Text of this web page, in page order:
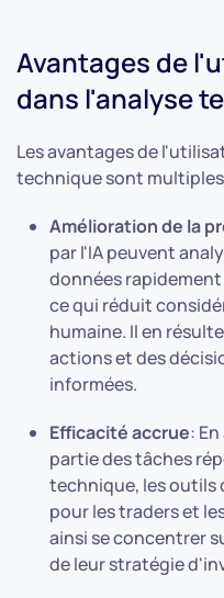
Avantages de
dans l'analyse
Les avantages de
technique sont
Amélioration de la
par l'IA peuvent
données
ce qui réduit
humaine. Il en
actions et des
informées.
Efficacité accrue:
partie des tâches
technique, les outils
pour les traders et
ainsi se concentrer
de leur stratégie